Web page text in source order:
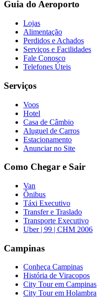
Guia do Aeroporto
Lojas
Alimentação
Perdidos e Achados
Serviços e Facilidades
Fale Conosco
Telefones Úteis
Serviços
Voos
Hotel
Casa de Câmbio
Aluguel de Carros
Estacionamento
Anunciar no Site
Como Chegar e Sair
Van
Ônibus
Táxi Executivo
Transfer e Traslado
Transporte Executivo
Uber | 99 | CHM 2006
Campinas
Conheça Campinas
História de Viracopos
City Tour em Campinas
City Tour em Holambra